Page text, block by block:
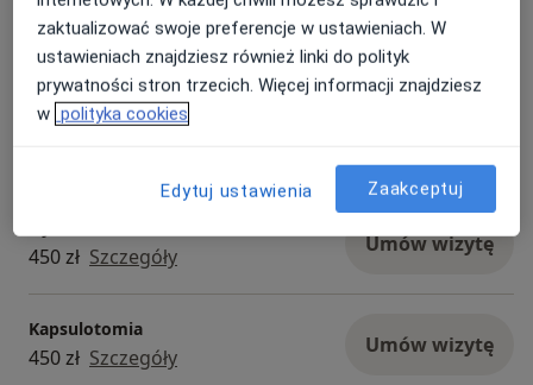
ale również sposób przetwarzania obrazu przez
mózg, co przekłada się na wyższy komfort
widzenia w codziennym funkcjonowaniu.
Efekt:
użytkowania.
Promocja: -30% do 30 czerwca
Dostępne we wszystkich salonach OneDayClinic
Konsultacja okulistyczna dzieci
280 zł Szczegóły Umów wizytę
Badania dna oka
450 zł Szczegóły Umów wizytę
Kapsulotomia
450 zł Szczegóły Umów wizytę
zaktualizować swoje preferencje w ustawieniach. W
ustawieniach znajdziesz również linki do polityk
prywatności stron trzecich. Więcej informacji znajdziesz
w polityka cookies
Edytuj ustawienia Zaakceptuj